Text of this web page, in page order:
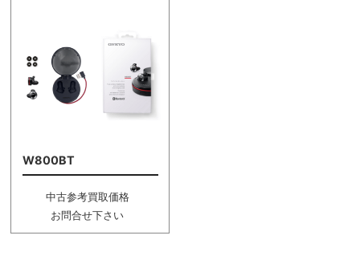
W800BT
中古参考買取価格
お問合せ下さい